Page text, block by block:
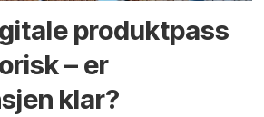
produktpass
– er
klar?